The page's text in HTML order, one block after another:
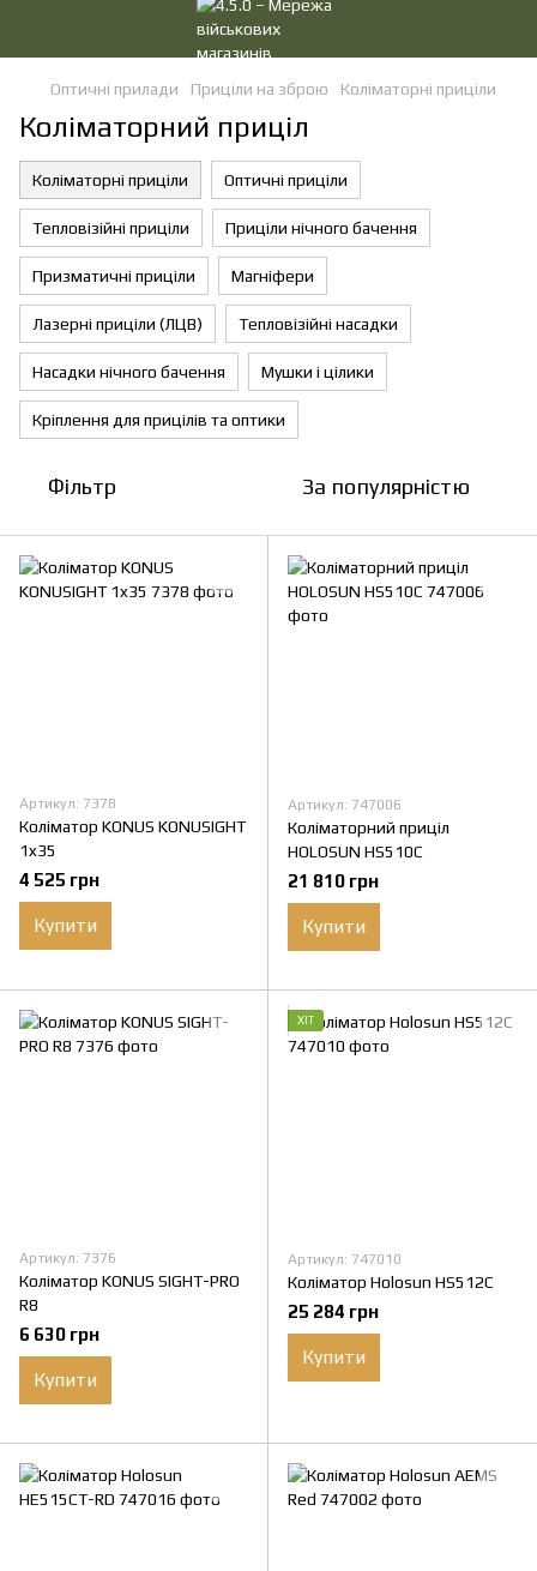
Оптичні прилади Приціли на зброю Коліматорні приціли
Коліматорний приціл
Коліматорні приціли Оптичні приціли
Тепловізійні приціли Приціли нічного бачення
Призматичні приціли Магніфери
Лазерні приціли (ЛЦВ) Тепловізійні насадки
Насадки нічного бачення Мушки і цілики
Кріплення для прицілів та оптики
Фільтр За популярністю
Артикул: 7378
Коліматор KONUS KONUSIGHT
1x35
4 525 грн
Купити
Артикул: 747006
Коліматорний приціл
HOLOSUN HS510C
21 810 грн
Купити
Артикул: 7376
Коліматор KONUS SIGHT-PRO
R8
6 630 грн
Купити
ХІТ
Артикул: 747010
Коліматор Holosun HS512C
25 284 грн
Купити